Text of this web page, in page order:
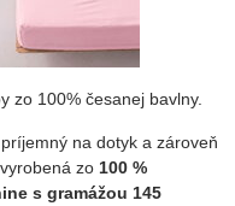
zo 100% česanej bavlny.
na dotyk a zároveň
zo 100 %
s gramážou 145